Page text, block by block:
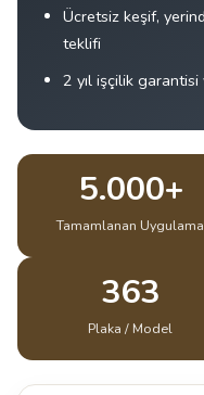
Ücretsiz keşif,
teklifi
2 yıl işçilik
5.000+
Tamamlanan Uygulama
363
Plaka / Model